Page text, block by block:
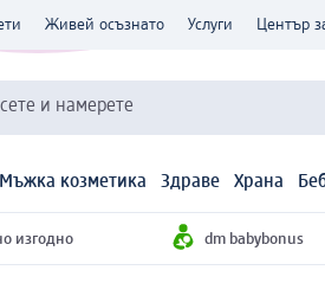
Живей осъзнато Услуги Център
и намерете
Мъжка козметика Здраве Храна
изгодно dm babybonus